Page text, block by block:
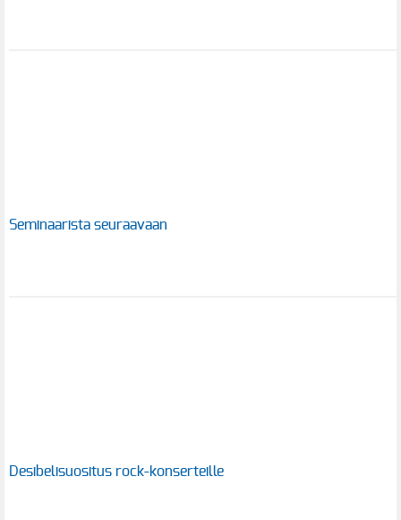
Seminaarista seuraavaan
Desibelisuositus rock-konserteille